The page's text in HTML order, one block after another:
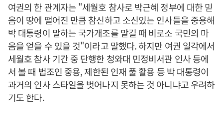
여권의 한 관계자는 "세월호 참사로 박근혜 정부에 대한 믿
음이 땅에 떨어진 만큼 참신하고 소신있는 인사들을 중용해
박 대통령이 말하는 국가개조를 맡길 때 비로소 국민의 마
음을 얻을 수 있을 것"이라고 말했다. 하지만 여권 일각에서
세월호 참사 기간 중 단행한 청와대 민정비서관 인사 등에
서 볼 때 법조인 중용, 제한된 인재 풀 활용 등 박 대통령이
과거의 인사 스타일을 벗어나지 못하는 것 아니냐고 우려하
기도 한다.